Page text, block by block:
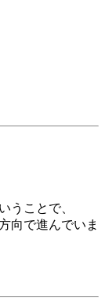
うことで、
向で進んでいま